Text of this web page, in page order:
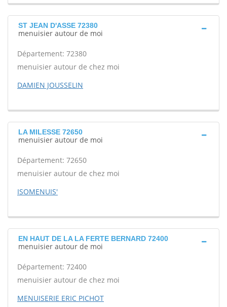
ST JEAN D'ASSE 72380
menuisier autour de moi
Département: 72380
menuisier autour de chez moi
DAMIEN JOUSSELIN
LA MILESSE 72650
menuisier autour de moi
Département: 72650
menuisier autour de chez moi
ISOMENUIS'
EN HAUT DE LA LA FERTE BERNARD 72400
menuisier autour de moi
Département: 72400
menuisier autour de chez moi
MENUISERIE ERIC PICHOT